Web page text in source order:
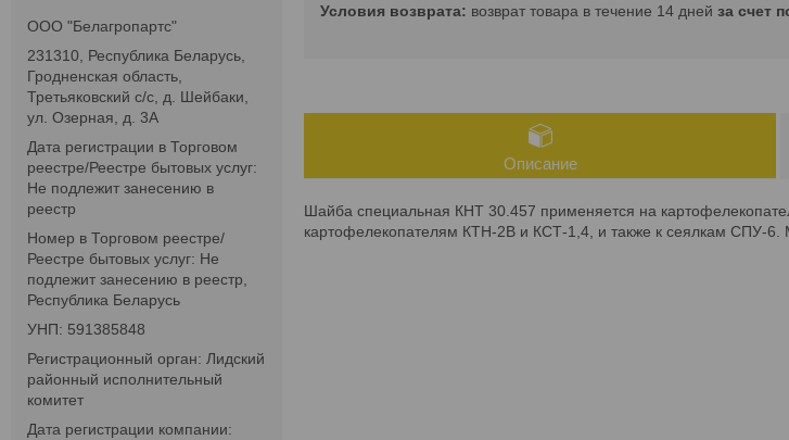
возврат товара в течение 14 дней за счет
Описание
Шайба специальная КНТ 30.457 применяется на
картофелекопателям КТН-2В и КСТ-1,4, и также к сеялкам
ООО "Белагропартс"
231310, Республика Беларусь,
Гродненская область,
Третьяковский с/с, д. Шейбаки,
ул. Озерная, д. 3А
Дата регистрации в Торговом
реестре/Реестре бытовых услуг:
Не подлежит занесению в
реестр
Номер в Торговом реестре/
Реестре бытовых услуг: Не
подлежит занесению в реестр,
Республика Беларусь
УНП: 591385848
Регистрационный орган: Лидский
районный исполнительный
комитет
Дата регистрации компании: